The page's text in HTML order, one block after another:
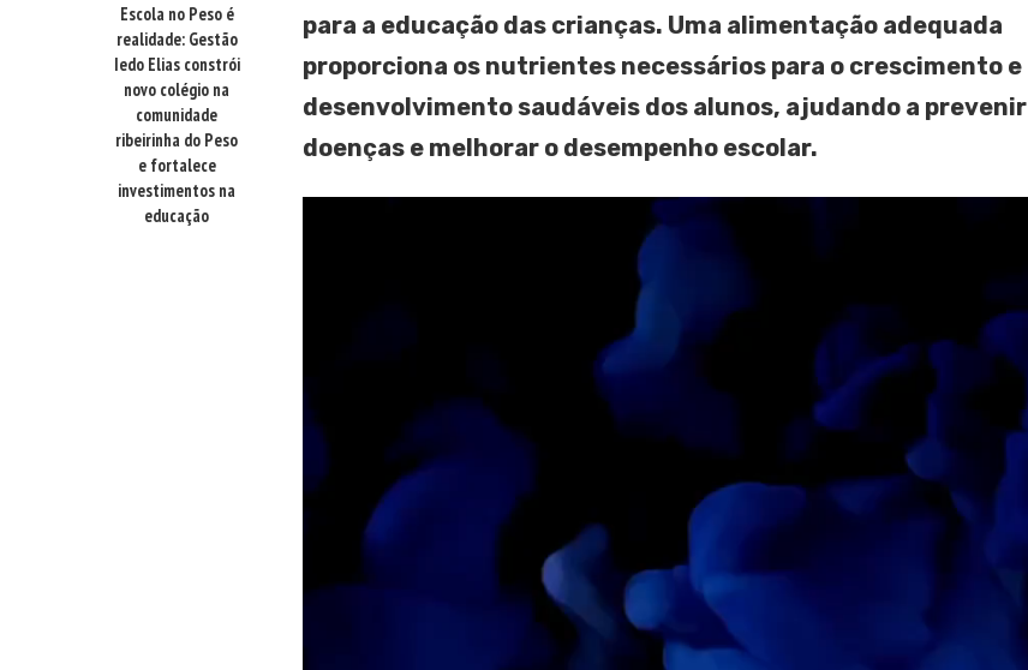
Escola no Peso é
realidade: Gestão
Iedo Elias constrói
novo colégio na
comunidade
ribeirinha do Peso
e fortalece
investimentos na
educação
para a educação das crianças. Uma alimentação adequada
proporciona os nutrientes necessários para o crescimento e
desenvolvimento saudáveis dos alunos, ajudando a prevenir
doenças e melhorar o desempenho escolar.